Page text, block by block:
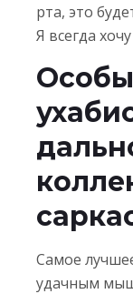
рта, это
Я всегда
Самое
удачным